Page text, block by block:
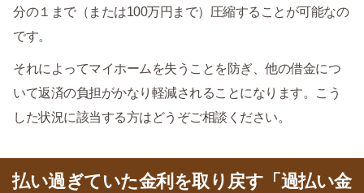
分の１まで（または100万円まで）圧縮することが可能なの
です。
それによってマイホームを失うことを防ぎ、他の借金につ
いて返済の負担がかなり軽減されることになります。こう
した状況に該当する方はどうぞご相談ください。
払い過ぎていた金利を取り戻す「過払い金